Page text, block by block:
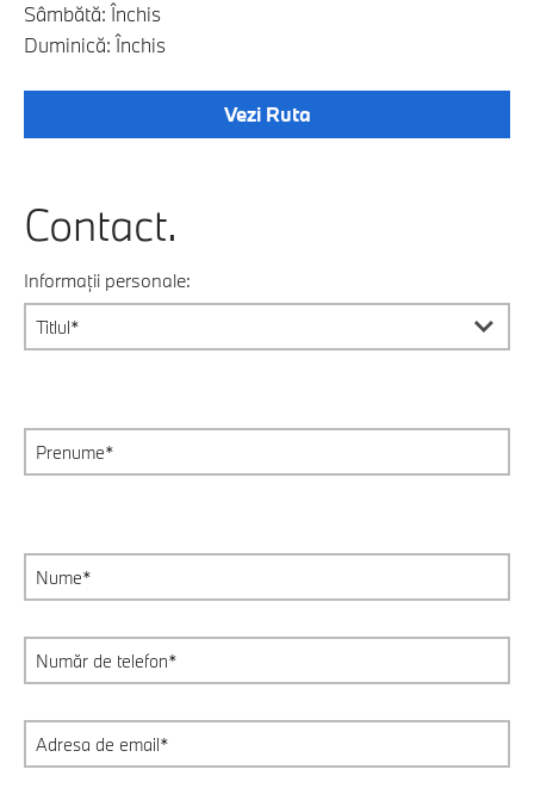
Sâmbătă: Închis
Duminică: Închis
Vezi Ruta
Contact.
Informații personale: